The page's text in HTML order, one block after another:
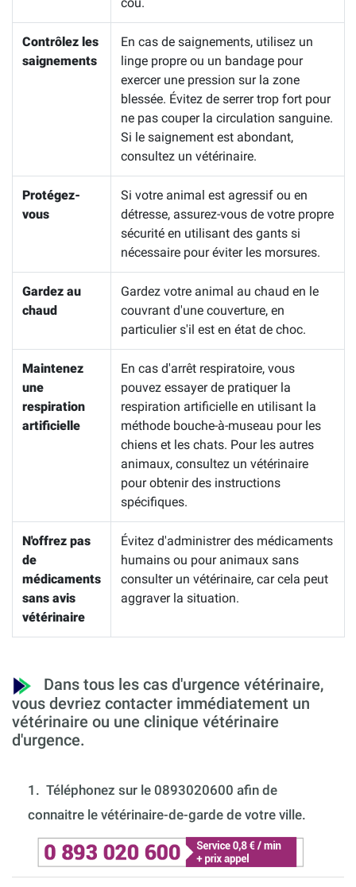
Contrôlez les
saignements
En cas de saignements, utilisez un
linge propre ou un bandage pour
exercer une pression sur la zone
blessée. Évitez de serrer trop fort pour
ne pas couper la circulation sanguine.
Si le saignement est abondant,
consultez un vétérinaire.
Protégez-
vous
Si votre animal est agressif ou en
détresse, assurez-vous de votre propre
sécurité en utilisant des gants si
nécessaire pour éviter les morsures.
Gardez au
chaud
Gardez votre animal au chaud en le
couvrant d'une couverture, en
particulier s'il est en état de choc.
Maintenez
une
respiration
artificielle
En cas d'arrêt respiratoire, vous
pouvez essayer de pratiquer la
respiration artificielle en utilisant la
méthode bouche-à-museau pour les
chiens et les chats. Pour les autres
animaux, consultez un vétérinaire
pour obtenir des instructions
spécifiques.
N'offrez pas
de
médicaments
sans avis
vétérinaire
Évitez d'administrer des médicaments
humains ou pour animaux sans
consulter un vétérinaire, car cela peut
aggraver la situation.
Dans tous les cas d'urgence vétérinaire,
vous devriez contacter immédiatement un
vétérinaire ou une clinique vétérinaire
d'urgence.
1. Téléphonez sur le 0893020600 afin de
connaitre le vétérinaire-de-garde de votre ville.